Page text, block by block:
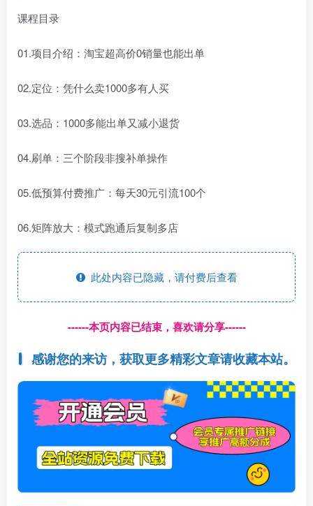
课程目录
01.项目介绍：淘宝超高价0销量也能出单
02.定位：凭什么卖1000多有人买
03.选品：1000多能出单又减小退货
04.刷单：三个阶段非搜补单操作
05.低预算付费推广：每天30元引流100个
06.矩阵放大：模式跑通后复制多店
此处内容已隐藏，请付费后查看
------本页内容已结束，喜欢请分享------
感谢您的来访，获取更多精彩文章请收藏本站。